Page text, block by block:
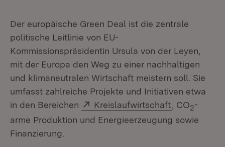
Der europäische Green Deal ist die zentrale
politische Leitlinie von EU-
Kommissionspräsidentin Ursula von der Leyen,
mit der Europa den Weg zu einer nachhaltigen
und klimaneutralen Wirtschaft meistern soll. Sie
umfasst zahlreiche Projekte und Initiativen etwa
in den Bereichen
Extern:
Kreislaufwirtschaft (Öffnet in
, CO2-
arme Produktion und Energieerzeugung sowie
Finanzierung.